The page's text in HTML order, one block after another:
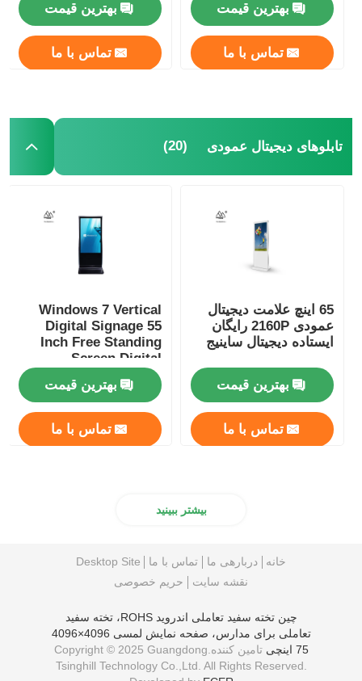
بهترین قیمت
تماس با ما
بهترین قیمت
تماس با ما
تابلوهای دیجیتال عمودی (20)
65 اینچ علامت دیجیتال
عمودی 2160P رایگان
ایستاده دیجیتال ساینیج
بهترین قیمت
تماس با ما
Windows 7 Vertical
Digital Signage 55
Inch Free Standing
Screen Digital
Signage
بهترین قیمت
تماس با ما
بیشتر ببینید
خانه دربارهی ما تماس با ما
Desktop Site
نقشه سایت
حریم خصوصی
چین تخته سفید تعاملی اندروید ROHS، تخته سفید
تعاملی برای مدارس، صفحه نمایش لمسی 4096×4096
75 اینچی
تامین کننده.Copyright © 2025 Guangdong
Tsinghill Technology Co.,Ltd. All Rights Reserved.